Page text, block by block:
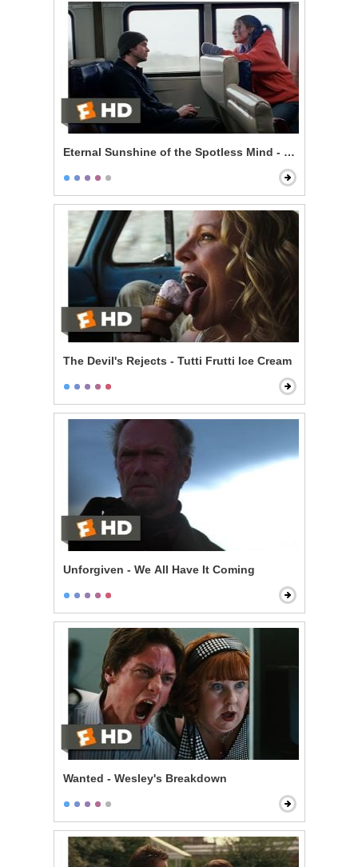
Eternal Sunshine of the Spotless Mind - Train Ride
The Devil's Rejects - Tutti Frutti Ice Cream
Unforgiven - We All Have It Coming
Wanted - Wesley's Breakdown